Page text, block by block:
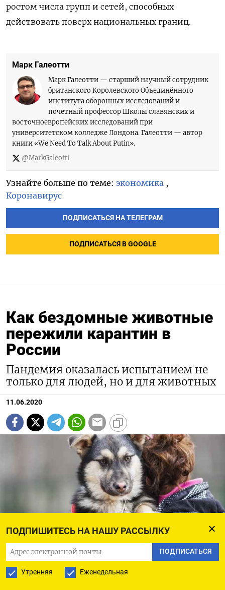
ПОДПИШИТЕСЬ НА НАШУ РАССЫЛКУ
ПОДПИСАТЬСЯ
Утренняя Еженедельная
ростом числа групп и сетей, способных
действовать поверх национальных границ.
Марк Галеотти
Марк Галеотти — старший научный сотрудник
британского Королевского Объединённого
института оборонных исследований и
почетный профессор Школы славянских и
восточноевропейских исследований при
университетском колледже Лондона. Галеотти — автор
книги «We Need To Talk About Putin».
@MarkGaleotti
Узнайте больше по теме: экономика ,
Коронавирус
ПОДПИСАТЬСЯ НА ТЕЛЕГРАМ
ПОДПИСАТЬСЯ В GOOGLE
Как бездомные животные
пережили карантин в
России
Пандемия оказалась испытанием не
только для людей, но и для животных
11.06.2020
Счастье с доставкой на дом